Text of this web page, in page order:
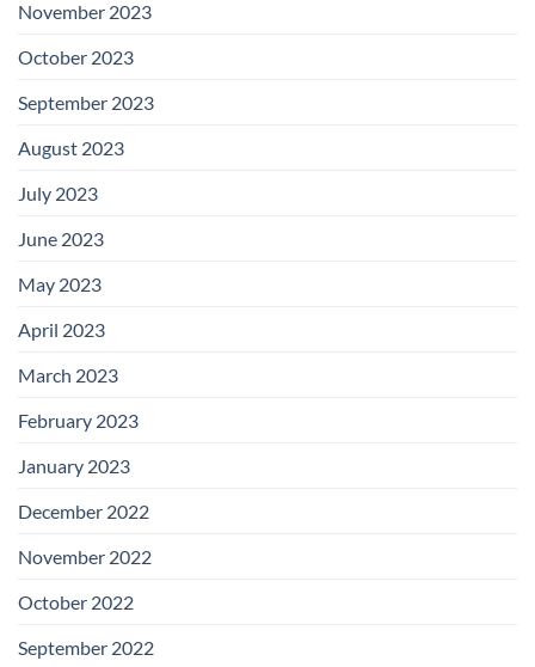
November 2023
October 2023
September 2023
August 2023
July 2023
June 2023
May 2023
April 2023
March 2023
February 2023
January 2023
December 2022
November 2022
October 2022
September 2022